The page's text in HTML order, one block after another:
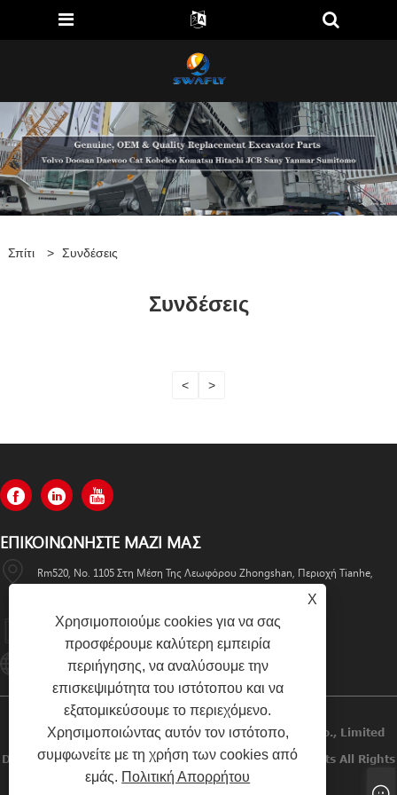
Σπίτι > Συνδέσεις
Συνδέσεις
< >
ΕΠΙΚΟΙΝΩΝΉΣΤΕ ΜΑΖΊ ΜΑΣ
Rm520, No. 1105 Στη Μέση Της Λεωφόρου Zhongshan, Περιοχή Tianhe,
+86-13501533176
Sales01@swaflyexcavator.cn
Πνευματικά Δικαιώματα © 2022 Swafly Machinery Co., Limited
Diesel Engines, Cabin Excavator, Excavator Engine Parts All Rights
Reserved.
X
Χρησιμοποιούμε cookies για να σας
προσφέρουμε καλύτερη εμπειρία
περιήγησης, να αναλύσουμε την
επισκεψιμότητα του ιστότοπου και να
εξατομικεύσουμε το περιεχόμενο.
Χρησιμοποιώντας αυτόν τον ιστότοπο,
συμφωνείτε με τη χρήση των cookies από
εμάς. Πολιτική Απορρήτου